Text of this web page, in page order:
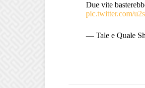
Due vite
pic.twitter.com/
— Tale e Quale